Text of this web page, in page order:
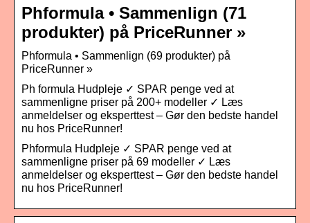
Phformula • Sammenlign (71
produkter) på PriceRunner »
Phformula • Sammenlign (69 produkter) på
PriceRunner »
Ph formula Hudpleje ✓ SPAR penge ved at
sammenligne priser på 200+ modeller ✓ Læs
anmeldelser og eksperttest – Gør den bedste handel
nu hos PriceRunner!
Phformula Hudpleje ✓ SPAR penge ved at
sammenligne priser på 69 modeller ✓ Læs
anmeldelser og eksperttest – Gør den bedste handel
nu hos PriceRunner!